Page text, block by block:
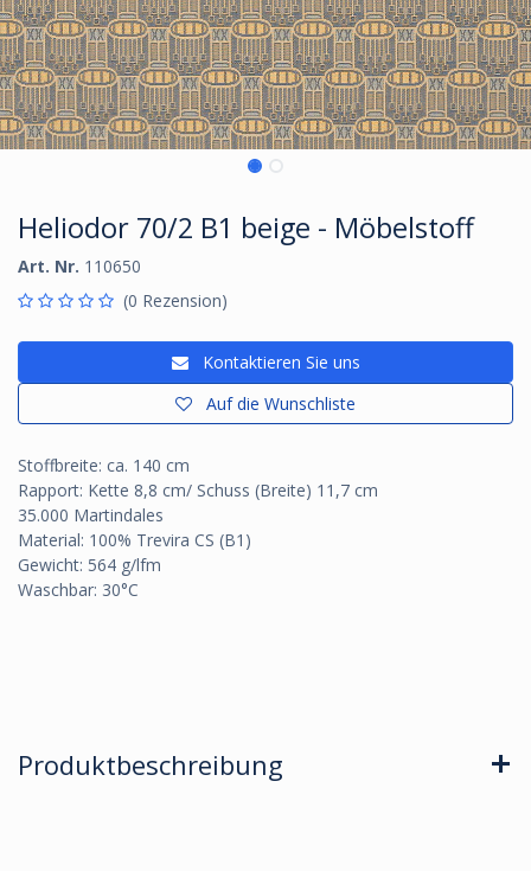
Heliodor 70/2 B1 beige - Möbelstoff
Art. Nr. 110650
(0 Rezension)
Kontaktieren Sie uns
Auf die Wunschliste
Stoffbreite: ca. 140 cm
Rapport: Kette 8,8 cm/ Schuss (Breite) 11,7 cm
35.000 Martindales
Material: 100% Trevira CS (B1)
Gewicht: 564 g/lfm
Waschbar: 30°C
Produktbeschreibung